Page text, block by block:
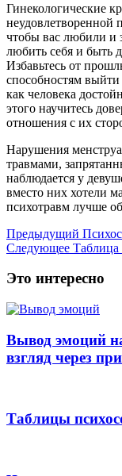
Гинекологические
неудовлетворенной
чтобы вас любили и
любить себя и быть
Избавьтесь от
способностям
как человека
этого научитесь
отношения с их
Нарушения
травмами,
наблюдается у
вместо них хотели
психотравм лучше
Предыдущий
Следующее Таблица
Это интересно
Вывод эмоций
взгляд через
Таблицы